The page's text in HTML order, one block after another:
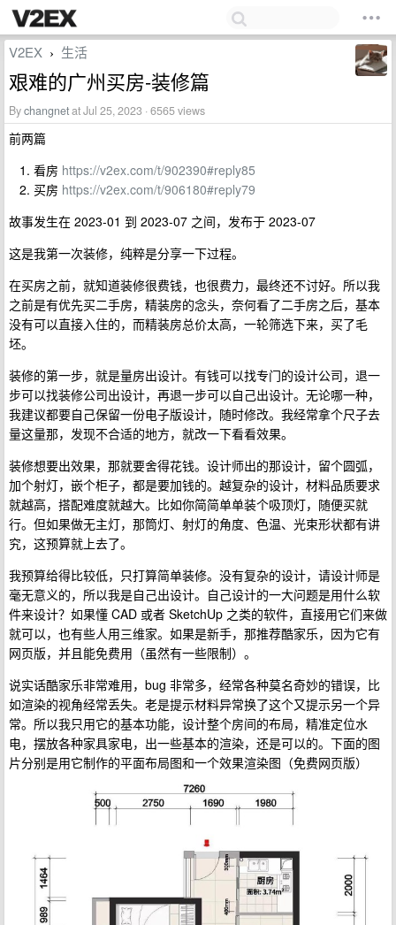
V2EX › 生活
艰难的广州买房-装修篇
Bychangnetat Jul 25, 2023 · 6565 views
前两篇
看房 https://v2ex.com/t/902390#reply85
买房 https://v2ex.com/t/906180#reply79
故事发生在 2023-01 到 2023-07 之间，发布于 2023-07
这是我第一次装修，纯粹是分享一下过程。
在买房之前，就知道装修很费钱，也很费力，最终还不讨好。所以我
之前是有优先买二手房，精装房的念头，奈何看了二手房之后，基本
没有可以直接入住的，而精装房总价太高，一轮筛选下来，买了毛
坯。
装修的第一步，就是量房出设计。有钱可以找专门的设计公司，退一
步可以找装修公司出设计，再退一步可以自己出设计。无论哪一种，
我建议都要自己保留一份电子版设计，随时修改。我经常拿个尺子去
量这量那，发现不合适的地方，就改一下看看效果。
装修想要出效果，那就要舍得花钱。设计师出的那设计，留个圆弧，
加个射灯，嵌个柜子，都是要加钱的。越复杂的设计，材料品质要求
就越高，搭配难度就越大。比如你简简单单装个吸顶灯，随便买就
行。但如果做无主灯，那筒灯、射灯的角度、色温、光束形状都有讲
究，这预算就上去了。
我预算给得比较低，只打算简单装修。没有复杂的设计，请设计师是
毫无意义的，所以我是自己出设计。自己设计的一大问题是用什么软
件来设计？如果懂 CAD 或者 SketchUp 之类的软件，直接用它们来做
就可以，也有些人用三维家。如果是新手，那推荐酷家乐，因为它有
网页版，并且能免费用（虽然有一些限制）。
说实话酷家乐非常难用，bug 非常多，经常各种莫名奇妙的错误，比
如渲染的视角经常丢失。老是提示材料异常换了这个又提示另一个异
常。所以我只用它的基本功能，设计整个房间的布局，精准定位水
电，摆放各种家具家电，出一些基本的渲染，还是可以的。下面的图
片分别是用它制作的平面布局图和一个效果渲染图（免费网页版）